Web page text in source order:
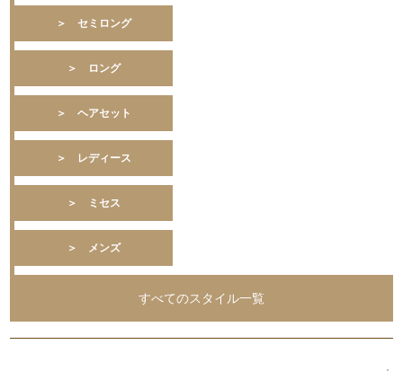
＞ セミロング
＞ ロング
＞ ヘアセット
＞ レディース
＞ ミセス
＞ メンズ
すべてのスタイル一覧